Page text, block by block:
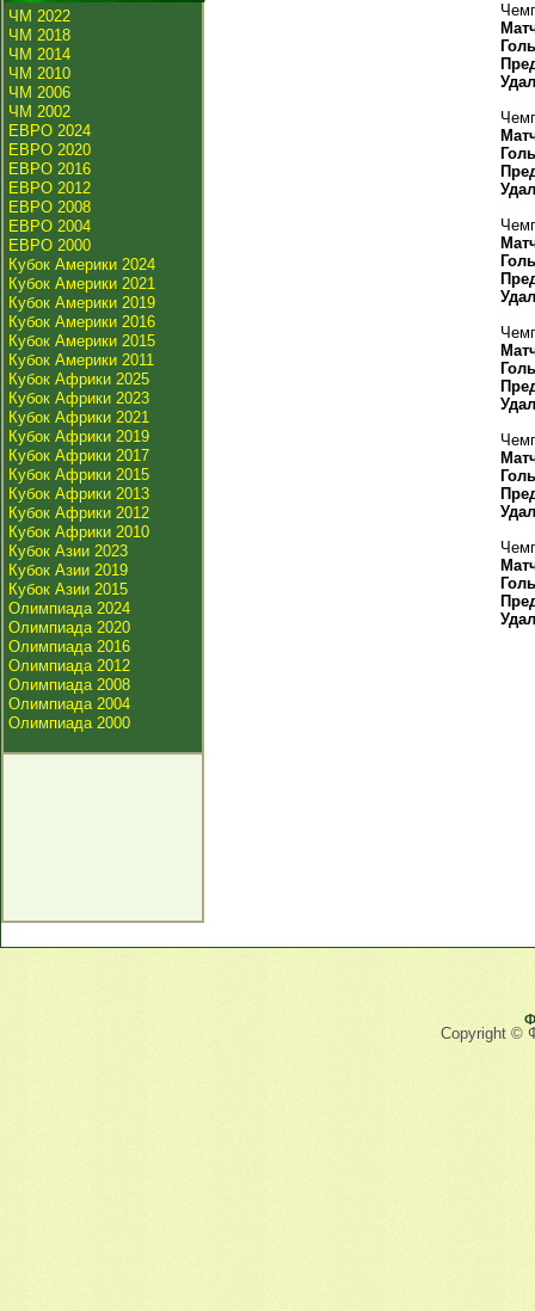
ЧМ 2022
ЧМ 2018
ЧМ 2014
ЧМ 2010
ЧМ 2006
ЧМ 2002
ЕВРО 2024
ЕВРО 2020
ЕВРО 2016
ЕВРО 2012
ЕВРО 2008
ЕВРО 2004
ЕВРО 2000
Кубок Америки 2024
Кубок Америки 2021
Кубок Америки 2019
Кубок Америки 2016
Кубок Америки 2015
Кубок Америки 2011
Кубок Африки 2025
Кубок Африки 2023
Кубок Африки 2021
Кубок Африки 2019
Кубок Африки 2017
Кубок Африки 2015
Кубок Африки 2013
Кубок Африки 2012
Кубок Африки 2010
Кубок Азии 2023
Кубок Азии 2019
Кубок Азии 2015
Олимпиада 2024
Олимпиада 2020
Олимпиада 2016
Олимпиада 2012
Олимпиада 2008
Олимпиада 2004
Олимпиада 2000
Copyright ©